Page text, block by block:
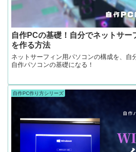
自作PCの基礎！自分でネットサー
を作る方法
ネットサーフィン用パソコンの構成を、自
自作パソコンの基礎になる！
自作PC作り方シリーズ